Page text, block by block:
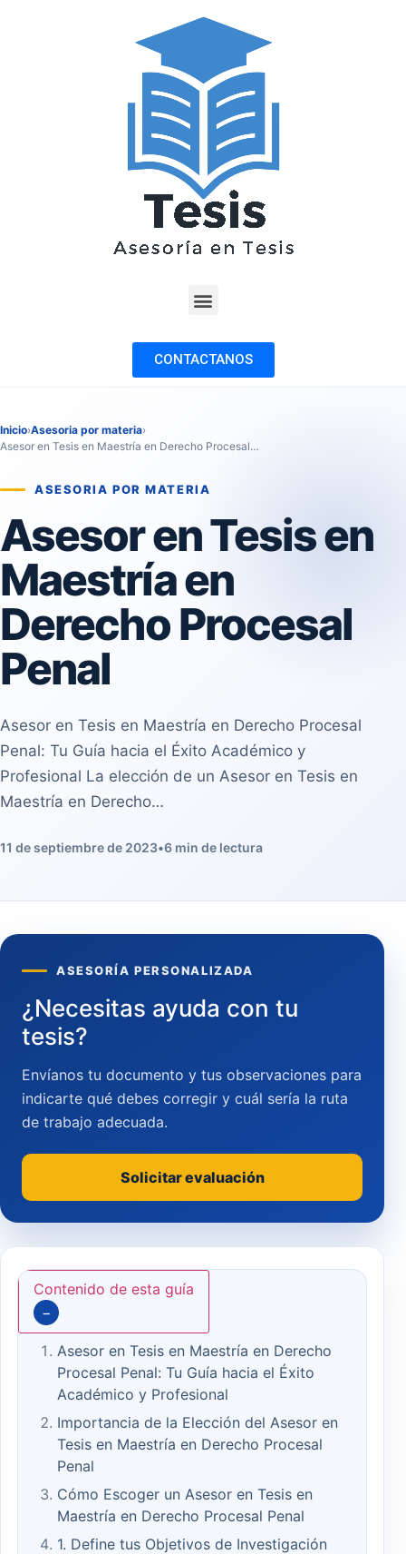
CONTACTANOS
Inicio›Asesoria por materia›
Asesor en Tesis en Maestría en Derecho Procesal…
ASESORIA POR MATERIA
Asesor en Tesis en
Maestría en
Derecho Procesal
Penal
Asesor en Tesis en Maestría en Derecho Procesal
Penal: Tu Guía hacia el Éxito Académico y
Profesional La elección de un Asesor en Tesis en
Maestría en Derecho…
11 de septiembre de 2023•6 min de lectura
Contenido de esta guía
−
Asesor en Tesis en Maestría en Derecho
Procesal Penal: Tu Guía hacia el Éxito
Académico y Profesional
Importancia de la Elección del Asesor en
Tesis en Maestría en Derecho Procesal
Penal
Cómo Escoger un Asesor en Tesis en
Maestría en Derecho Procesal Penal
1. Define tus Objetivos de Investigación
ASESORÍA PERSONALIZADA
¿Necesitas ayuda con tu
tesis?
Envíanos tu documento y tus observaciones para
indicarte qué debes corregir y cuál sería la ruta
de trabajo adecuada.
Solicitar evaluación